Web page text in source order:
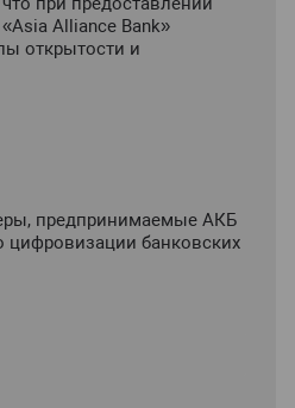
Alliance Bank»
открытости и
предпринимаемые АКБ
цифровизации банковских